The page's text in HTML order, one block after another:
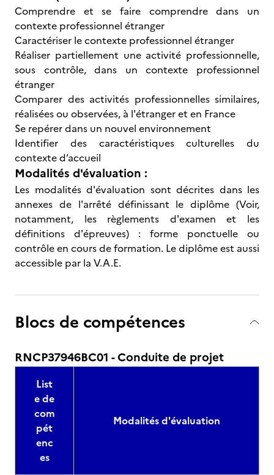
Comprendre et se faire comprendre dans un
contexte professionnel étranger
Caractériser le contexte professionnel étranger
Réaliser partiellement une activité professionnelle,
sous contrôle, dans un contexte professionnel
étranger
Comparer des activités professionnelles similaires,
réalisées ou observées, à l'étranger et en France
Se repérer dans un nouvel environnement
Identifier des caractéristiques culturelles du
contexte d’accueil
Modalités d'évaluation :
Les modalités d'évaluation sont décrites dans les
annexes de l'arrêté définissant le diplôme (Voir,
notamment, les règlements d'examen et les
définitions d'épreuves) : forme ponctuelle ou
contrôle en cours de formation. Le diplôme est aussi
accessible par la V.A.E.
Blocs de compétences
RNCP37946BC01 - Conduite de projet
List
e de
com
pét
enc
es
Modalités d'évaluation